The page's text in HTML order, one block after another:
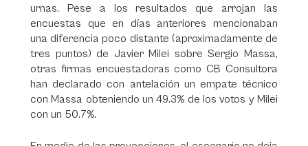
urnas. Pese a los resultados que arrojan las
encuestas que en días anteriores mencionaban
una diferencia poco distante (aproximadamente de
tres puntos) de Javier Milei sobre Sergio Massa,
otras firmas encuestadoras como CB Consultora
han declarado con antelación un empate técnico
con Massa obteniendo un 49.3% de los votos y Milei
con un 50.7%.